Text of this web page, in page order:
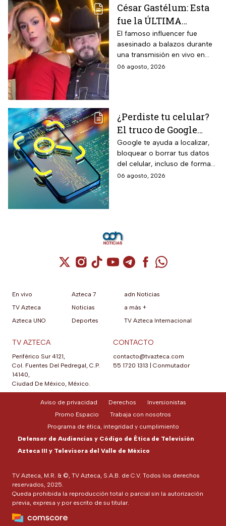
térmicas frente al frío y calor,
reducción del paso de ruidos
exteriores y aplicación directa
mediante cepillo de ixtle sin
necesidad de tela de refuerzo
César Gastélum: Esta
fue la ÚLTIMA
publicación del
influencer en redes
sociales: “La cita
fresita” | VIDEO
El famoso influencer fue
asesinado a balazos durante
una transmisión en vivo en
calles del municipio de
06 agosto, 2026
¿Perdiste tu celular?
El truco de Google
para localizarlo y
proteger tus datos
Google te ayuda a localizar,
bloquear o borrar tus datos
del celular, incluso de forma
remota; debes tener activada
06 agosto, 2026
Cuenta de X / Twitter (se abre en una
Cuenta de Instagram (se abre en una
Cuenta de TikTok (se abre en
Cuenta de YouTube (se abre
Cuenta de Telegram (se
Cuenta de
Cuenta de
En vivo
TV Azteca
Azteca UNO
Azteca 7
Noticias
Deportes
adn Noticias
a más +
TV Azteca Internacional
TV AZTECA
Periférico Sur 4121,
Col. Fuentes Del Pedregal, C.P.
14140,
Ciudad De México, México.
CONTACTO
contacto@tvazteca.com
55 1720 1313
Conmutador
TV Azteca, M.R. & ©, TV Azteca, S.A.B. de C.V. Todos los derechos
reservados, 2025.
Queda prohibida la reproducción total o parcial sin la autorización
previa, expresa y por escrito de su titular.
Aviso de privacidad Derechos
Inversionistas
Promo Espacio
Trabaja con nosotros
Programa de ética, integridad y cumplimiento
Defensor de Audiencias y Código de Ética de Televisión
Azteca III y Televisora del Valle de México